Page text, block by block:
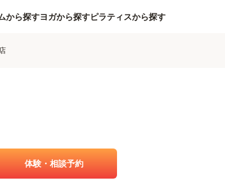
から探すヨガから探すピラティスから探す
体験・相談予約